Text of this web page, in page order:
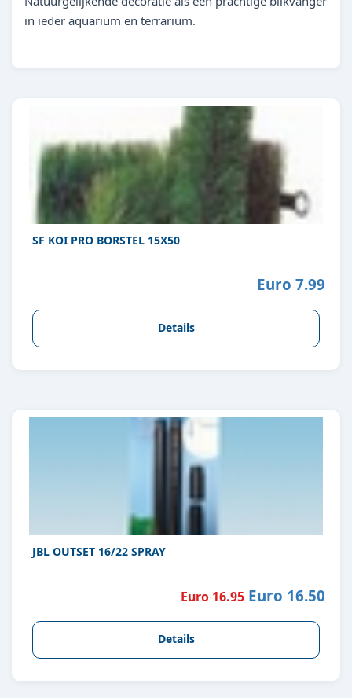
in ieder aquarium en terrarium.
SF KOI PRO BORSTEL 15X50
Euro 7.99
Details
JBL OUTSET 16/22 SPRAY
Euro 16.95Euro 16.50
Details